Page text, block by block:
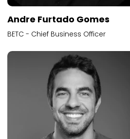
Andre Furtado Gomes
BETC - Chief Business Officer